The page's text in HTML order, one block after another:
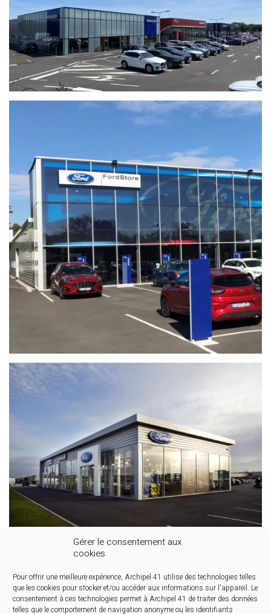
Gérer le consentement aux
cookies
Pour offrir une meilleure expérience, Archipel 41 utilise des technologies telles
que les cookies pour stocker et/ou accéder aux informations sur l'appareil. Le
consentement à ces technologies permet à Archipel 41 de traiter des données
telles que le comportement de navigation anonyme ou les identifiants